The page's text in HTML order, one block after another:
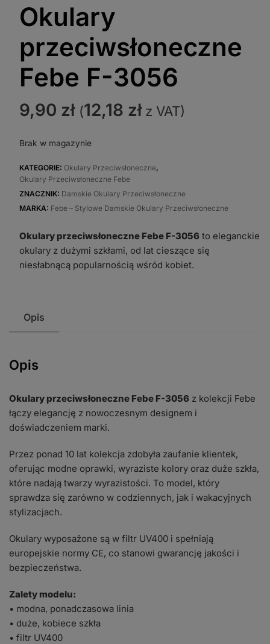
Okulary
przeciwsłoneczne
Febe F-3056
9,90 zł (12,18 złz VAT)
Brak w magazynie
KATEGORIE: Okulary Przeciwsłoneczne,
Okulary Przeciwsłoneczne Febe
ZNACZNIK: Damskie Okulary Przeciwsłoneczne
MARKA: Febe – Stylowe Damskie Okulary Przeciwsłoneczne
Okulary przeciwsłoneczne Febe F-3056to eleganckie
okulary z dużymi szkłami, od lat cieszące się
niesłabnącą popularnością wśród kobiet.
Opis
Opis
Okulary przeciwsłoneczne Febe F-3056 z kolekcji Febe
łączy elegancję z nowoczesnym designem i
doświadczeniem marki.
Przez ponad 10 lat kolekcja zdobyła zaufanie klientek,
oferując modne oprawki, wyraziste kolory oraz duże szkła,
które nadają twarzy wyrazistości. To model, który
sprawdza się zarówno w codziennych, jak i wakacyjnych
stylizacjach.
Okulary wyposażone są w filtr UV400 i spełniają
europejskie normy CE, co stanowi gwarancję jakości i
bezpieczeństwa.
Zalety modelu:
• modna, ponadczasowa linia
• duże, kobiece szkła
• filtr UV400